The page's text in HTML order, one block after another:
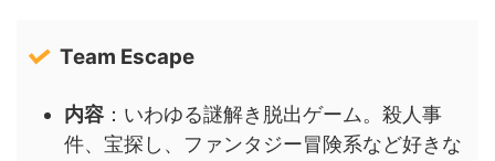
Team Escape
内容：いわゆる謎解き脱出ゲーム。殺人事
件、宝探し、ファンタジー冒険系など好きな